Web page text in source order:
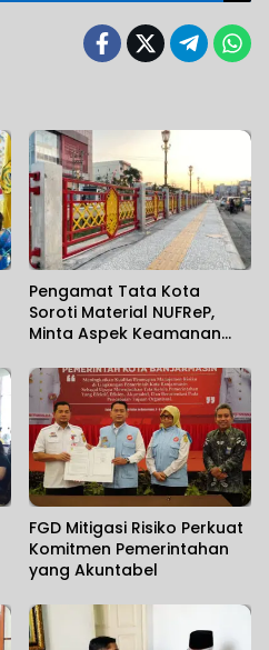
Pengamat Tata Kota
Soroti Material NUFReP,
Minta Aspek Keamanan
Maraknya Pencurian
Fasilitas Umum
FGD Mitigasi Risiko Perkuat
Komitmen Pemerintahan
yang Akuntabel